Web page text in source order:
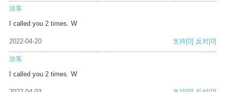
游客
I called you 2 times. W
2022-04-20 支持[0] 反对[0]
游客
I called you 2 times. W